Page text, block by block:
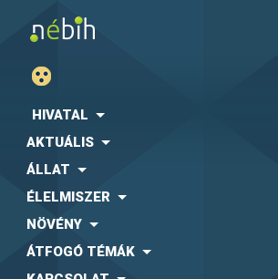
HIVATAL
AKTUÁLIS
ÁLLAT
ÉLELMISZER
NÖVÉNY
ÁTFOGÓ TÉMÁK